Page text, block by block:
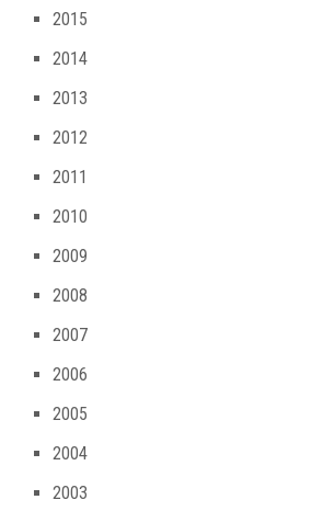
2015
2014
2013
2012
2011
2010
2009
2008
2007
2006
2005
2004
2003